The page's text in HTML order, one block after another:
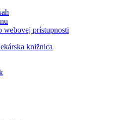
webovej prístupnosti